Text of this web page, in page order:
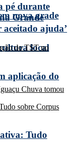
nova grade
local
pé durante
Grande
ajuda’
aplicação do
Tudo